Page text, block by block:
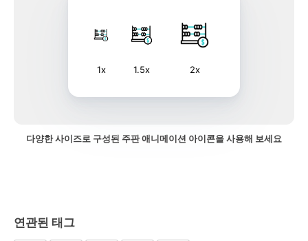
1x 1.5x 2x
다양한 사이즈로 구성된 주판 애니메이션 아이콘을 사용해 보세요
연관된 태그